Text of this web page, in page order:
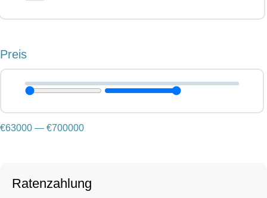
Preis
€63000 — €700000
Ratenzahlung